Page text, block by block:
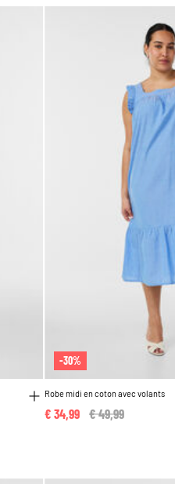
-30%
Robe midi en coton avec volants
Price reduced from
€ 49,99
€ 34,99